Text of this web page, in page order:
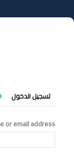
إلى
المحتوى
التبويبات
الأساسية
تسجيل الدخول
or email address